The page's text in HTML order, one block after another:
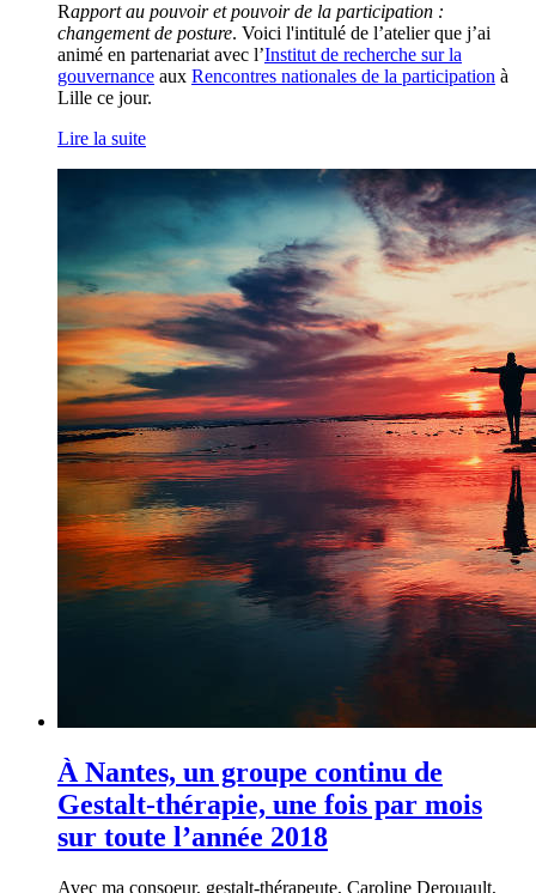
Rapport au pouvoir et pouvoir de la participation :
changement de posture. Voici l'intitulé de l’atelier que j’ai
animé en partenariat avec l’Institut de recherche sur la
gouvernance aux Rencontres nationales de la participation à
Lille ce jour.
Lire la suite
À Nantes, un groupe continu de
Gestalt-thérapie, une fois par mois
sur toute l’année 2018
Avec ma consoeur, gestalt-thérapeute, Caroline Derouault,